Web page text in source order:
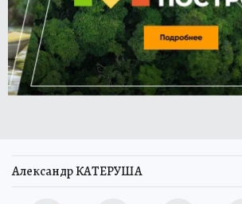
Александр КАТЕРУША